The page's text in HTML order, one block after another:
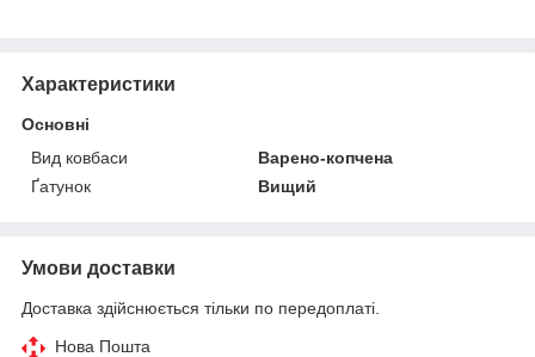
Характеристики
Основні
Вид ковбаси
Варено-копчена
Ґатунок
Вищий
Умови доставки
Доставка здійснюється тільки по передоплаті.
Нова Пошта